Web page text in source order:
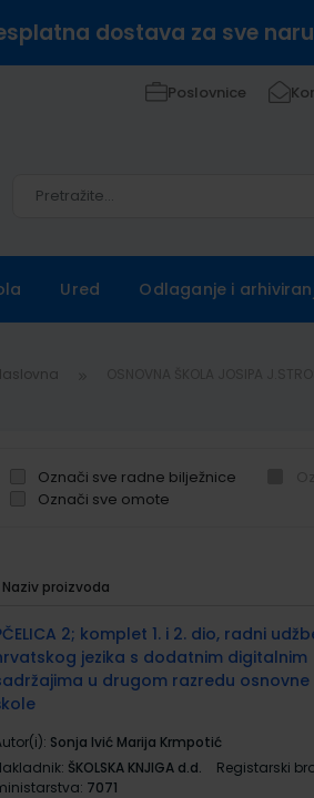
dostava za sve
Poslovnice
Ured Odlaganje i
Označi sve radne bilježnice
Označi sve omote
Naziv proizvoda
2; komplet 1. i 2. dio, radni
jezika s dodatnim digitalnim
u drugom razredu osnovne
Sonja Ivić Marija Krmpotić
ŠKOLSKA KNJIGA d.d.
Registarski
7071